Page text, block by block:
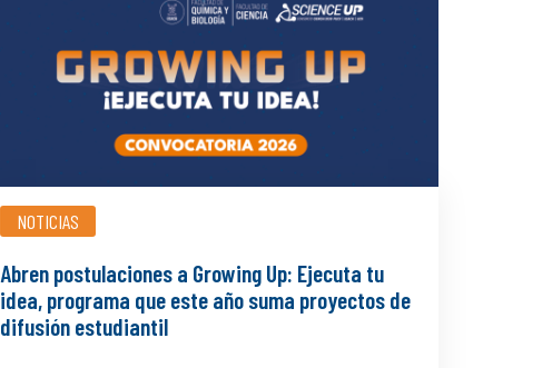
NOTICIAS
Abren postulaciones a Growing Up: Ejecuta tu
idea, programa que este año suma proyectos de
difusión estudiantil